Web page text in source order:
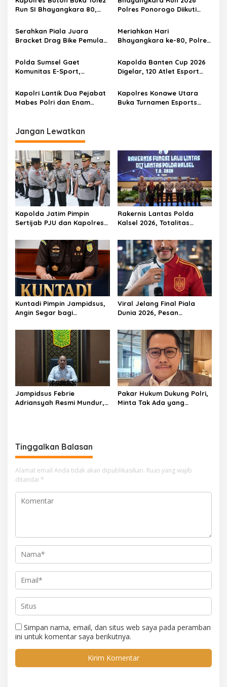
i
p
o
s
Run SI Bhayangkara 80,
Masyarakat
Polres Ponorogo Diikuti
Polri dan Masyarakat
Serahkan Piala Juara
Bracket Drag Bike Pemula
Dorong Pembalap
Tinggalkan Balap Liar
Meriahkan Hari
Bhayangkara ke-80, Polres
Mancing Bersama Media
dan Masyarakat
Polda Sumsel Gaet
Komunitas E-Sport,
Magnet Generasi Muda
Kapolda Banten Cup 2026
Digelar, 120 Atlet Esport
Cup
Kapolri Lantik Dua Pejabat
Mabes Polri dan Enam
Kapolres Konawe Utara
Buka Turnamen Esports
Jangan Lewatkan
Kapolda Jatim Pimpin
Sertijab PJU dan Kapolres,
Kepemimpinan dan
Pelayanan Presisi
Rakernis Lantas Polda
Kalsel 2026, Totalitas
KARIB
Kuntadi Pimpin Jampidsus,
Angin Segar bagi
Viral Jelang Final Piala
Dunia 2026, Pesan
Halimi: Kemenangan Bukan
Bukti Doa Satu Pihak Lebih
Dicintai Tuhan
Jampidsus Febrie
Adriansyah Resmi Mundur,
Pakar Hukum Dukung Polri,
Minta Tak Ada yang
Tinggalkan Balasan
Alamat email Anda tidak akan dipublikasikan. Ruas yang wajib
ditandai *
Simpan nama, email, dan situs web saya pada peramban
ini untuk komentar saya berikutnya.